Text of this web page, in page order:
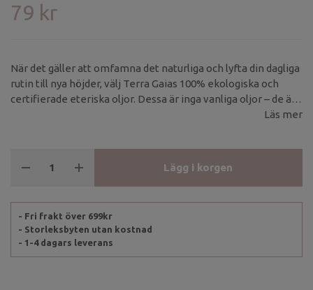
79 kr
När det gäller att omfamna det naturliga och lyfta din dagliga
rutin till nya höjder, välj Terra Gaias 100% ekologiska och
certifierade eteriska oljor. Dessa är inga vanliga oljor – de är
högkoncentrerade och skapade genom varsam destillering
Läs mer
Lägg i korgen
- Fri frakt över 699kr
- Storleksbyten utan kostnad
- 1-4 dagars leverans